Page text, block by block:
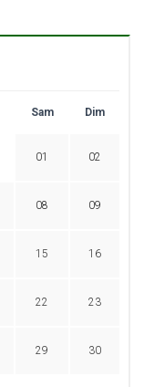
Sam Dim
01 02
08 09
15 16
22 23
29 30